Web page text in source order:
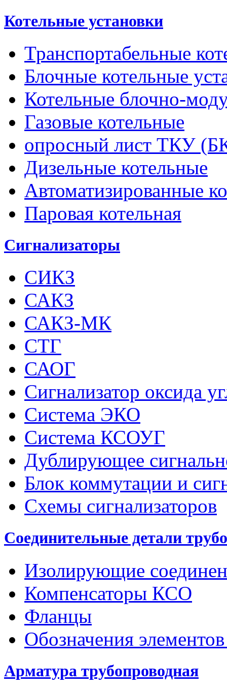
Котельные установки
Транспортабельные
Блочные котельные
Котельные блочно-
Газовые котельные
опросный лист ТКУ
Дизельные котельные
Автоматизированные
Паровая котельная
Сигнализаторы
СИКЗ
САКЗ
САКЗ-МК
СТГ
САОГ
Сигнализатор оксида
Система ЭКО
Система КСОУГ
Дублирующее
Блок коммутации и
Схемы сигнализаторов
Соединительные детали
Изолирующие
Компенсаторы КСО
Фланцы
Обозначения
Арматура трубопроводная